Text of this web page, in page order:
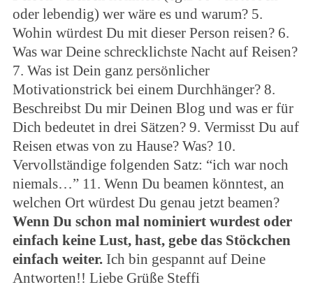
oder lebendig) wer wäre es und warum? 5.
Wohin würdest Du mit dieser Person reisen? 6.
Was war Deine schrecklichste Nacht auf Reisen?
7. Was ist Dein ganz persönlicher
Motivationstrick bei einem Durchhänger? 8.
Beschreibst Du mir Deinen Blog und was er für
Dich bedeutet in drei Sätzen? 9. Vermisst Du auf
Reisen etwas von zu Hause? Was? 10.
Vervollständige folgenden Satz: “ich war noch
niemals…” 11. Wenn Du beamen könntest, an
welchen Ort würdest Du genau jetzt beamen?
Wenn Du schon mal nominiert wurdest oder
einfach keine Lust, hast, gebe das Stöckchen
einfach weiter.Ich bin gespannt auf Deine
Antworten!! Liebe Grüße Steffi